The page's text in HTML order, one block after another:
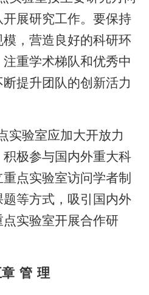
展研究工作。要保持
，营造良好的科研环
重学术梯队和优秀中
提升团队的创新活力
实验室应加大开放力
极参与国内外重大科
点实验室访问学者制
等方式，吸引国内外
实验室开展合作研
管 理